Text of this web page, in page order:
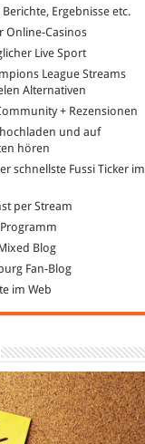
Ergebnisse etc.
Online-Casinos
Live Sport
League Streams
Alternativen
+ Rezensionen
und auf
hören
schnellste Fussi Ticker im
per Stream
Blog
Fan-Blog
im Web